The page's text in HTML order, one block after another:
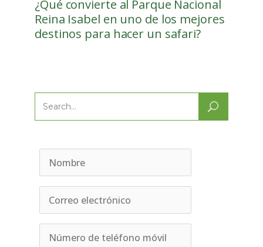
¿Qué convierte al Parque Nacional
Reina Isabel en uno de los mejores
destinos para hacer un safari?
Search